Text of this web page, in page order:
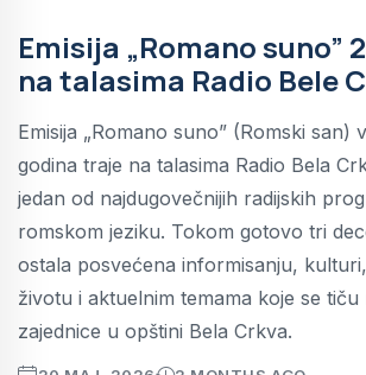
Emisija „Romano suno”
na talasima Radio Bele
Emisija „Romano suno” (Romski san)
godina traje na talasima Radio Bela
jedan od najdugovečnijih radijskih
romskom jeziku. Tokom gotovo tri
ostala posvećena informisanju,
životu i aktuelnim temama koje se tiču
zajednice u opštini Bela Crkva.